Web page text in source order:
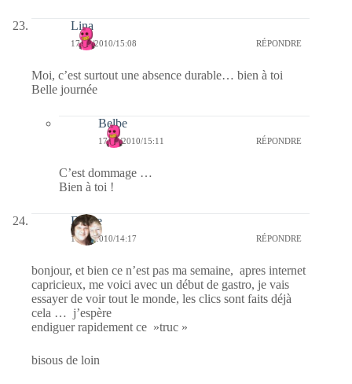
Lina
17/02/2010/15:08 RÉPONDRE
Moi, c’est surtout une absence durable… bien à toi
Belle journée
Belbe
17/02/2010/15:11 RÉPONDRE
C’est dommage …
Bien à toi !
Eliane
17/02/2010/14:17 RÉPONDRE
bonjour, et bien ce n’est pas ma semaine, apres internet
capricieux, me voici avec un début de gastro, je vais
essayer de voir tout le monde, les clics sont faits déjà
cela … j’espère
endiguer rapidement ce »truc »
bisous de loin